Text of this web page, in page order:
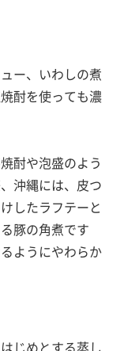
ー、いわしの煮
酎を使っても濃
酎や泡盛のよう
沖縄には、皮つ
したラフテーと
豚の角煮です
ようにやわらか
じめとする蒸し